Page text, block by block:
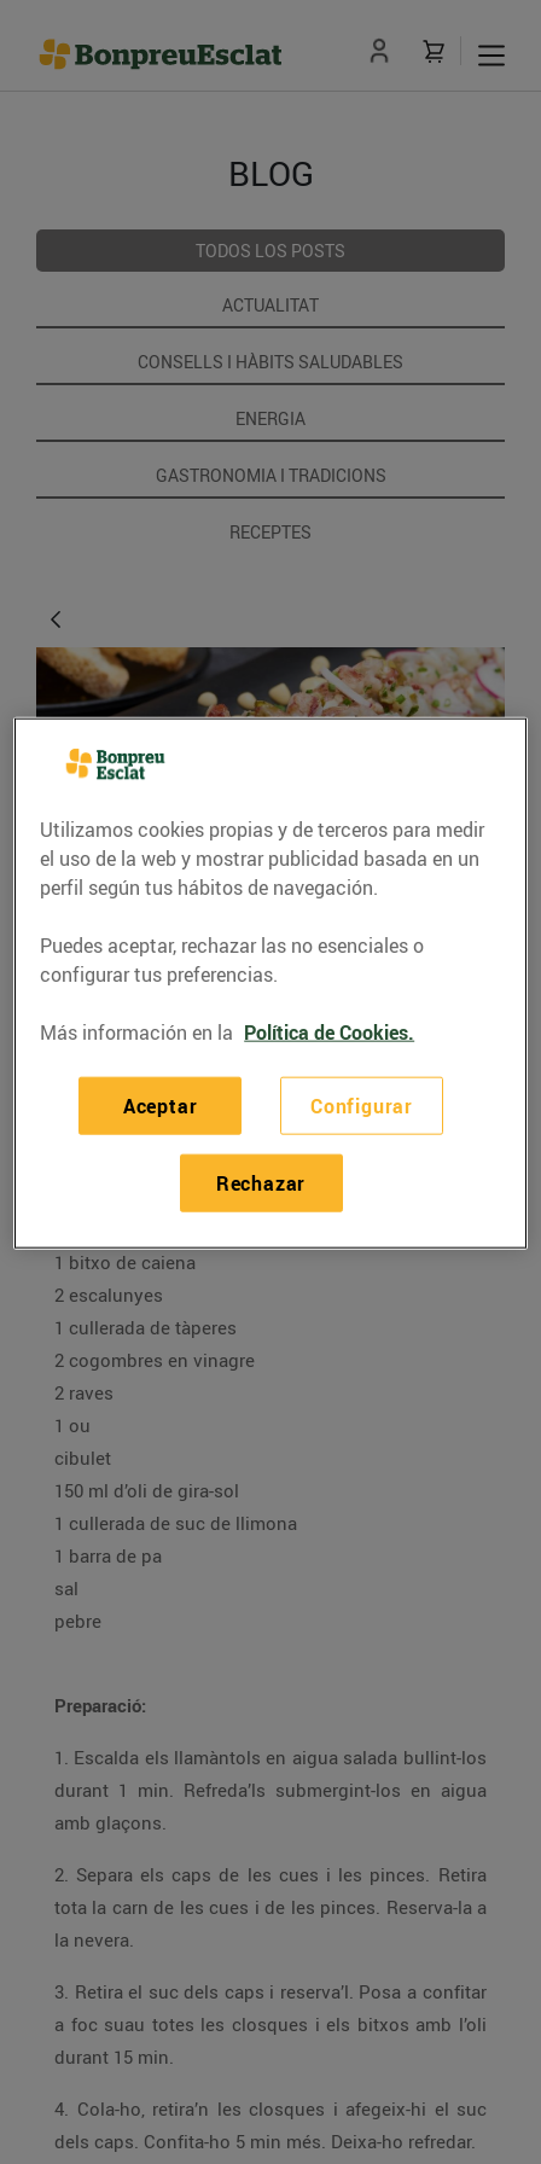
BLOG
TODOS LOS POSTS
ACTUALITAT
CONSELLS I HÀBITS SALUDABLES
ENERGIA
GASTRONOMIA I TRADICIONS
RECEPTES
RECETAS
Tàrtar de llamàntol
amb oli de bitxo i
escalunya amb el suc
dels caps
22/diciembre/2020
Ingredients per a 4 persones:
1 bitxo de caiena
2 escalunyes
1 cullerada de tàperes
2 cogombres en vinagre
2 raves
1 ou
cibulet
150 ml d’oli de gira-sol
1 cullerada de suc de llimona
1 barra de pa
sal
pebre
Preparació:
1. Escalda els llamàntols en aigua salada bullint-los
durant 1 min. Refreda’ls submergint-los en aigua
amb glaçons.
2. Separa els caps de les cues i les pinces. Retira
tota la carn de les cues i de les pinces. Reserva-la a
la nevera.
3. Retira el suc dels caps i reserva’l. Posa a confitar
a foc suau totes les closques i els bitxos amb l’oli
durant 15 min.
4. Cola-ho, retira’n les closques i afegeix-hi el suc
dels caps. Confita-ho 5 min més. Deixa-ho refredar.
Utilizamos cookies propias y de terceros para medir
el uso de la web y mostrar publicidad basada en un
perfil según tus hábitos de navegación.
Puedes aceptar, rechazar las no esenciales o
configurar tus preferencias.
Más información en la Política de Cookies.
Configurar
Rechazar
Aceptar